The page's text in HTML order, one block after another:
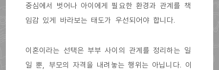
중심에서 벗어나 아이에게 필요한 환경과 관계를 책
임감 있게 바라보는 태도가 우선되어야 합니다.
이혼이라는 선택은 부부 사이의 관계를 정리하는 일
일 뿐, 부모의 자격을 내려놓는 행위는 아닙니다. 이